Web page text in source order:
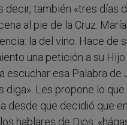
decir, también «tres días
al pie de la Cruz.
la del vino. Hace de
una petición a su
escuchar esa Palabra de
diga». Les propone lo
desde que decidió que
hablares de Dios: